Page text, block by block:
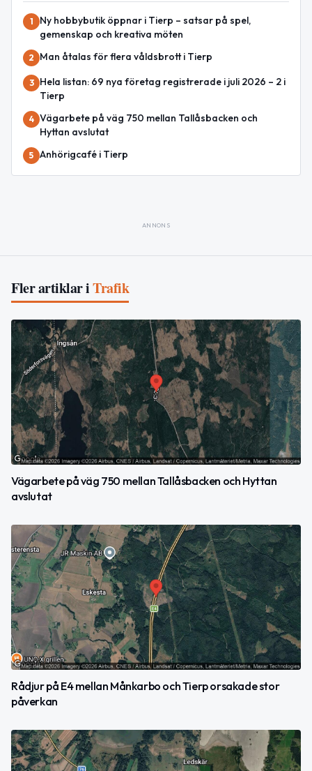
1
Ny hobbybutik öppnar i Tierp – satsar på spel,
gemenskap och kreativa möten
2 Man åtalas för flera våldsbrott i Tierp
3
Hela listan: 69 nya företag registrerade i juli 2026 – 2 i
Tierp
4 Vägarbete på väg 750 mellan Tallåsbacken och
Hyttan avslutat
5 Anhörigcafé i Tierp
ANNONS
Fler artiklar iTrafik
Vägarbete på väg 750 mellan Tallåsbacken och Hyttan
avslutat
Rådjur på E4 mellan Månkarbo och Tierp orsakade stor
påverkan